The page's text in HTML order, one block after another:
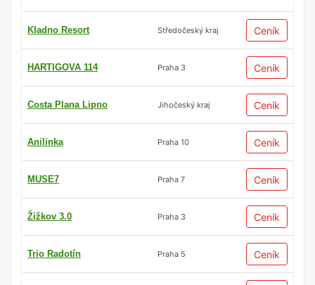
Kladno Resort Středočeský kraj Ceník
HARTIGOVA 114 Praha 3 Ceník
Costa Plana Lipno Jihočeský kraj Ceník
Anilinka Praha 10 Ceník
MUSE7 Praha 7 Ceník
Žižkov 3.0 Praha 3 Ceník
Trio Radotín Praha 5 Ceník